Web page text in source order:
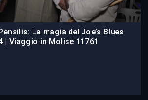
La magia del Joe’s Blues
| Viaggio in Molise 11761